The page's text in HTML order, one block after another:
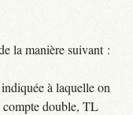
la manière suivant :
à laquelle on
double, TL